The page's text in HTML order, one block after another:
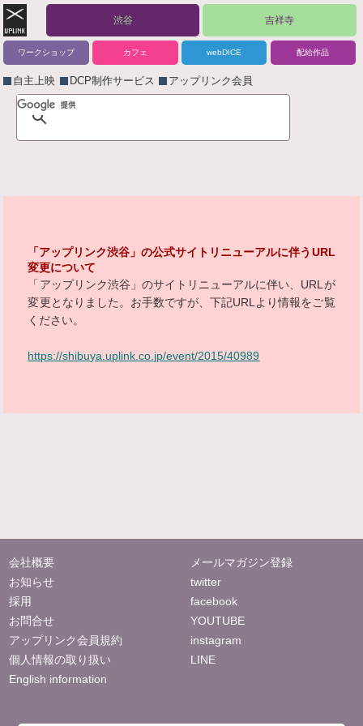
渋谷 吉祥寺
ワークショップ カフェ webDICE 配給作品
自主上映 DCP制作サービス アップリンク会員
「アップリンク渋谷」の公式サイトリニューアルに伴うURL
変更について
「アップリンク渋谷」のサイトリニューアルに伴い、URLが
変更となりました。お手数ですが、下記URLより情報をご覧
ください。
https://shibuya.uplink.co.jp/event/2015/40989
会社概要
お知らせ
採用
お問合せ
アップリンク会員規約
個人情報の取り扱い
English information
メールマガジン登録
twitter
facebook
YOUTUBE
instagram
LINE